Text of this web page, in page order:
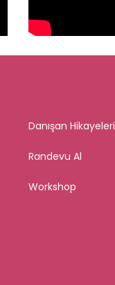
Danışan Hikayeleri
Randevu Al
Workshop